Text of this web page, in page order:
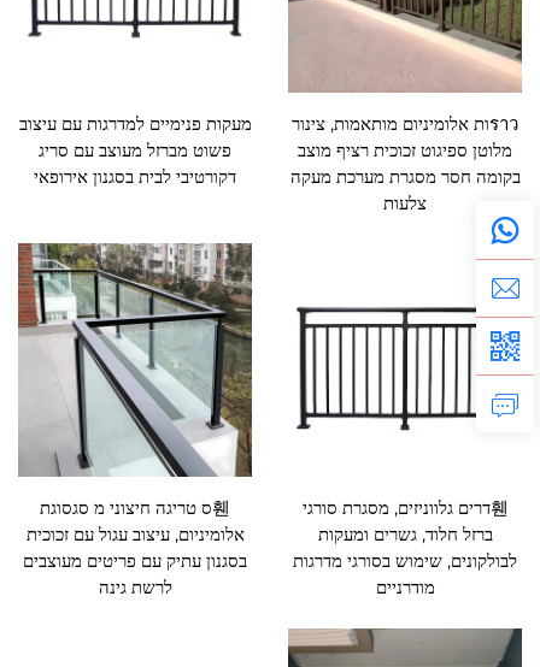
ราวות אלומיניום מותאמות, צינור
מלוטן ספיגוט זכוכית רציף מוצב
בקומה חסר מסגרת מערכת מעקה
צלעות
מעקות פנימיים למדרגות עם עיצוב
פשוט מברזל מעוצב עם סריג
דקורטיבי לבית בסגנון אירופאי
휀דרים גלווניזים, מסגרת סורגי
ברזל חלוד, גשרים ומעקות
לבולקונים, שימוש בסורגי מדרגות
מודרניים
휀ס טריגה חיצוני מ סגסוגת
אלומיניום, עיצוב עגול עם זכוכית
בסגנון עתיק עם פריטים מעוצבים
לרשת גינה